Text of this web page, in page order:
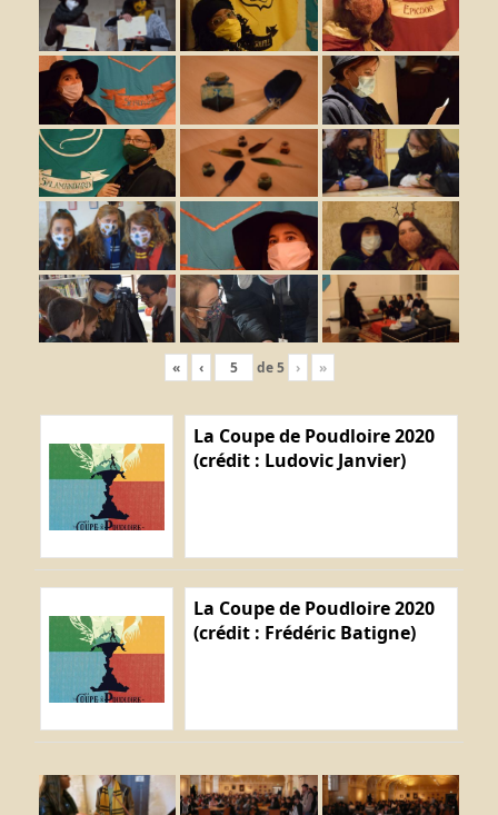
« ‹ de5 › »
La Coupe de Poudloire 2020
(crédit : Ludovic Janvier)
La Coupe de Poudloire 2020
(crédit : Frédéric Batigne)